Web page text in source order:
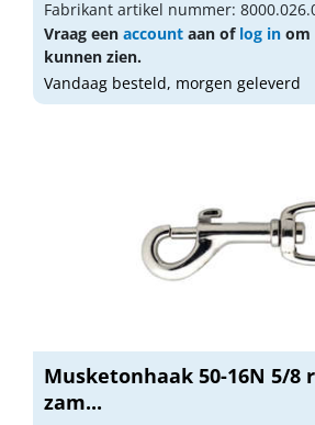
Fabrikant artikel nummer:
Vraag een account aan of log in om
kunnen zien.
Vandaag besteld, morgen geleverd
Musketonhaak 50-16N 5/8
zam...